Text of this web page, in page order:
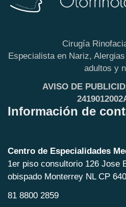
Cirugía
Especialista en Nariz,
adultos y
AVISO DE
Información de
Centro de Especialidades
1er piso consultorio 126 Jose
obispado Monterrey NL CP
81 8800 2859